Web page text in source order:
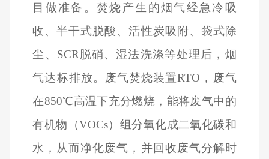
目做准备。焚烧产生的烟气经急冷吸
收、半干式脱酸、活性炭吸附、袋式除
尘、SCR脱硝、湿法洗涤等处理后，烟
气达标排放。废气焚烧装置RTO，废气
在850℃高温下充分燃烧，能将废气中的
有机物（VOCs）组分氧化成二氧化碳和
水，从而净化废气，并回收废气分解时